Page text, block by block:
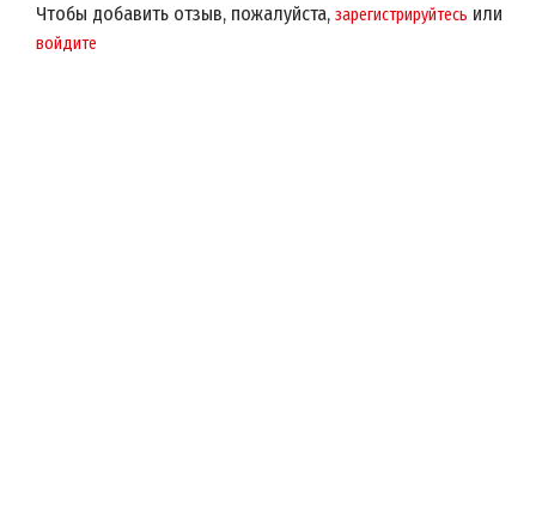
Чтобы добавить отзыв, пожалуйста, зарегистрируйтесь или
войдите